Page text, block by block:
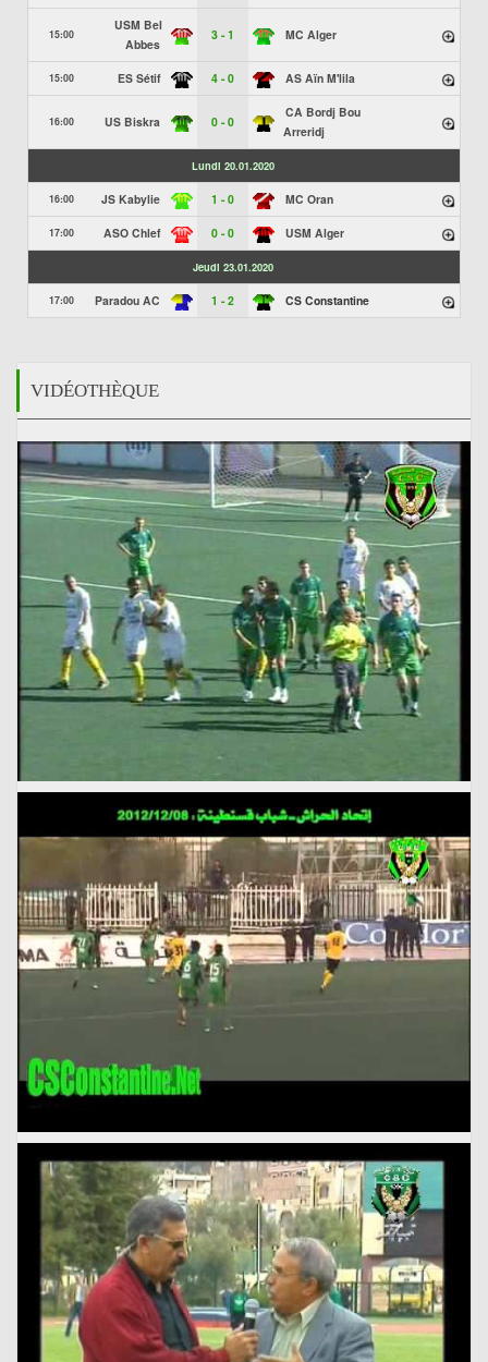
15:00
USM Bel
Abbes
3 - 1 MC Alger
15:00 ES Sétif 4 - 0 AS Aïn M'lila
16:00 US Biskra 0 - 0
CA Bordj Bou
Arreridj
Lundi 20.01.2020
16:00 JS Kabylie 1 - 0 MC Oran
17:00 ASO Chlef 0 - 0 USM Alger
Jeudi 23.01.2020
17:00 Paradou AC 1 - 2 CS Constantine
VIDÉOTHÈQUE